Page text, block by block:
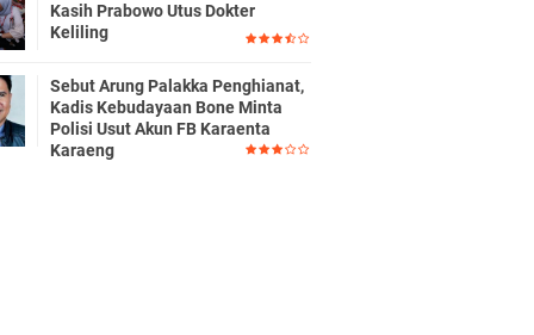
Kasih Prabowo Utus Dokter
Keliling
Sebut Arung Palakka Penghianat,
Kadis Kebudayaan Bone Minta
Polisi Usut Akun FB Karaenta
Karaeng